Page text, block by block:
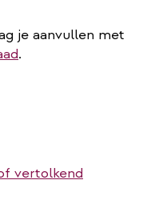
je aanvullen met
.
vertolkend